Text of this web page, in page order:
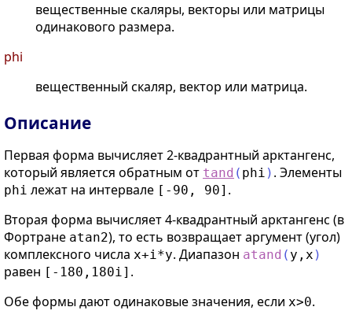
вещественные скаляры, векторы или матрицы
одинакового размера.
phi
вещественный скаляр, вектор или матрица.
Описание
Первая форма вычисляет 2-квадрантный арктангенс,
который является обратным от tand ( phi ) . Элементы
phi лежат на интервале [-90, 90] .
Вторая форма вычисляет 4-квадрантный арктангенс (в
Фортране atan2), то есть возвращает аргумент (угол)
комплексного числа x+i*y. Диапазон atand ( y , x )
равен [-180,180i] .
Обе формы дают одинаковые значения, если x>0.